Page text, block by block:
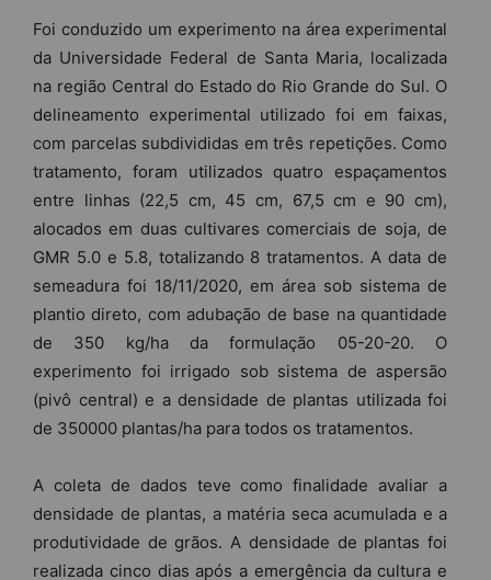
Foi conduzido um experimento na área experimental
da Universidade Federal de Santa Maria, localizada
na região Central do Estado do Rio Grande do Sul. O
delineamento experimental utilizado foi em faixas,
com parcelas subdivididas em três repetições. Como
tratamento, foram utilizados quatro espaçamentos
entre linhas (22,5 cm, 45 cm, 67,5 cm e 90 cm),
alocados em duas cultivares comerciais de soja, de
GMR 5.0 e 5.8, totalizando 8 tratamentos. A data de
semeadura foi 18/11/2020, em área sob sistema de
plantio direto, com adubação de base na quantidade
de 350 kg/ha da formulação 05-20-20. O
experimento foi irrigado sob sistema de aspersão
(pivô central) e a densidade de plantas utilizada foi
de 350000 plantas/ha para todos os tratamentos.
A coleta de dados teve como finalidade avaliar a
densidade de plantas, a matéria seca acumulada e a
produtividade de grãos. A densidade de plantas foi
realizada cinco dias após a emergência da cultura e